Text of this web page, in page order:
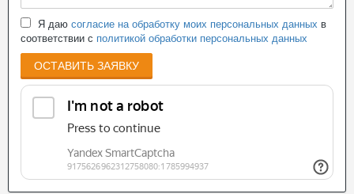
Я даю согласие на обработку моих персональных данных в
соответствии с политикой обработки персональных данных
ОСТАВИТЬ ЗАЯВКУ